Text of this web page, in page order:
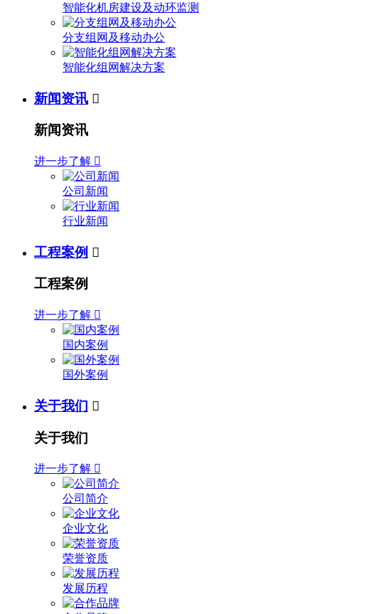
智能化机房建设及动环监测
分支组网及移动办公
智能化组网解决方案
新闻资讯 
新闻资讯
进一步了解 
公司新闻
行业新闻
工程案例 
工程案例
进一步了解 
国内案例
国外案例
关于我们 
关于我们
进一步了解 
公司简介
企业文化
荣誉资质
发展历程